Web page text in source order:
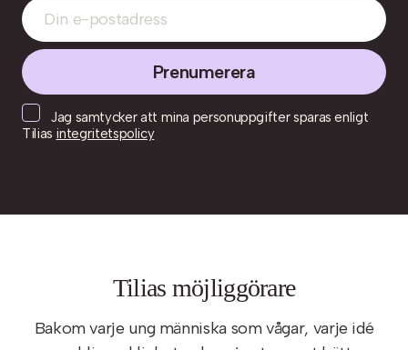
Jag samtycker att mina personuppgifter sparas enligt
Tilias integritetspolicy
Tilias möjliggörare
Bakom varje ung människa som vågar, varje idé